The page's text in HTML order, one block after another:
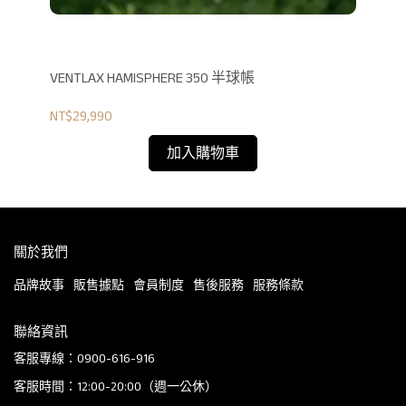
VENTLAX HAMISPHERE 350 半球帳
NT$29,990
加入購物車
關於我們
品牌故事 販售據點 會員制度 售後服務 服務條款
聯絡資訊
客服專線：0900-616-916
客服時間：12:00-20:00（週一公休）